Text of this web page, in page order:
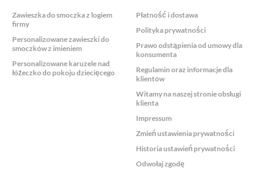
Zawieszka do smoczka z logiem
firmy
Personalizowane zawieszki do
smoczków z imieniem
Personalizowane karuzele nad
łóżeczko do pokoju dziecięcego
Płatność i dostawa
Polityka prywatności
Prawo odstąpienia od umowy dla
konsumenta
Regulamin oraz informacje dla
klientów
Witamy na naszej stronie obsługi
klienta
Impressum
Zmień ustawienia prywatności
Historia ustawień prywatności
Odwołaj zgodę